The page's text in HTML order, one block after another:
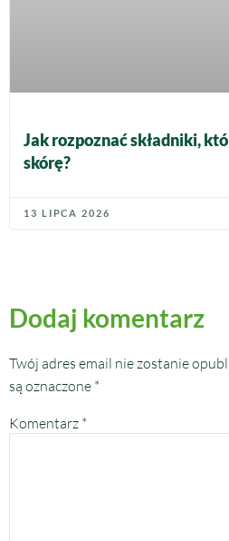
Jak rozpoznać składniki,
skórę?
13 LIPCA 2026
Dodaj komentarz
Twój adres email nie zostanie
są oznaczone *
Komentarz *